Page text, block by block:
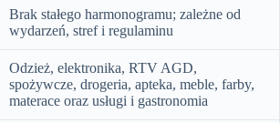
Brak stałego harmonogramu; zależne od
wydarzeń, stref i regulaminu
Odzież, elektronika, RTV AGD,
spożywcze, drogeria, apteka, meble, farby,
materace oraz usługi i gastronomia